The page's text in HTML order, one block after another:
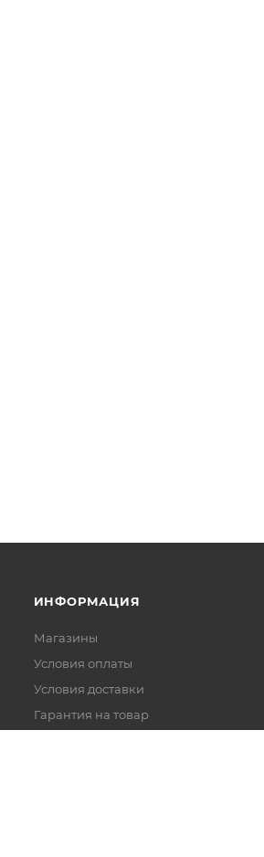
ИНФОРМАЦИЯ
Магазины
Условия оплаты
Условия доставки
Гарантия на товар